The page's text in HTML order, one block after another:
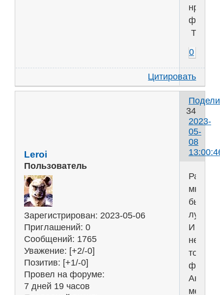
фильм
0
Цитировать
34
2023-
05-
08
Leroi
Пользователь
Зарегистрирован: 2023-05-06
Приглашений: 0
Сообщений: 1765
Уважение: [+2/-0]
Позитив: [+1/-0]
Провел на форуме:
7 дней 19 часов
Раньше
многое
было
лучше.
И
не
только
медель